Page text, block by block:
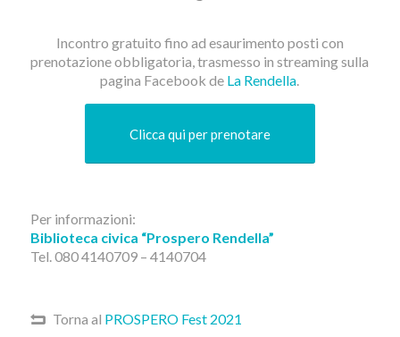
Incontro gratuito fino ad esaurimento posti con
prenotazione obbligatoria, trasmesso in streaming sulla
pagina Facebook de La Rendella
Clicca qui per prenotare
Per informazioni:
Biblioteca civica “Prospero Rendella”
Tel. 080 4140709 – 4140704
Torna al PROSPERO Fest 2021